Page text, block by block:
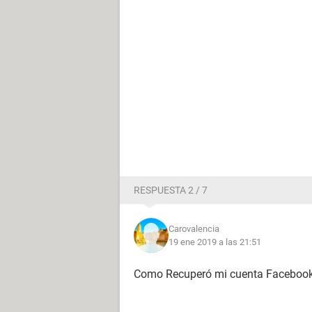
RESPUESTA 2 / 7
Carovalencia
19 ene 2019 a las 21:51
Como Recuperó mi cuenta